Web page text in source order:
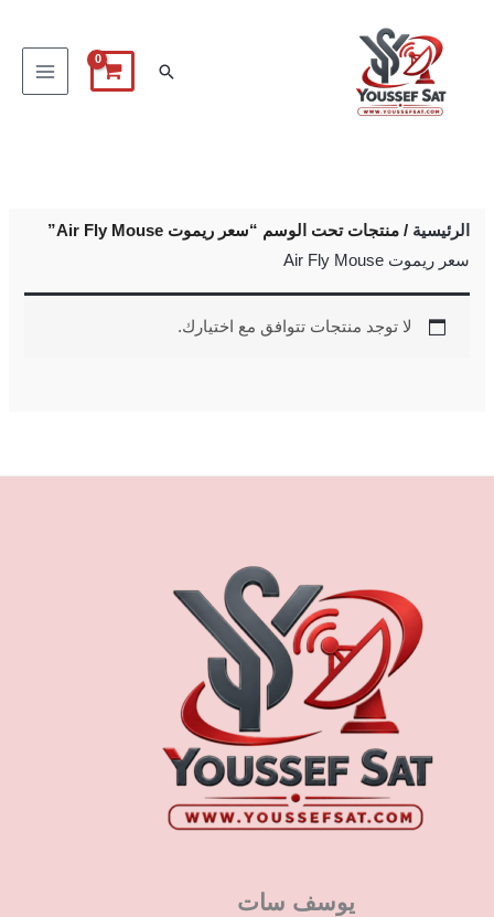
البحث
الرئيسية / منتجات تحت الوسم “سعر ريموت Air Fly Mouse”
سعر ريموت Air Fly Mouse
لا توجد منتجات تتوافق مع اختيارك.
يوسف سات